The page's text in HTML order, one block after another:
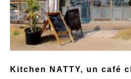
Kitchen NATTY, un café